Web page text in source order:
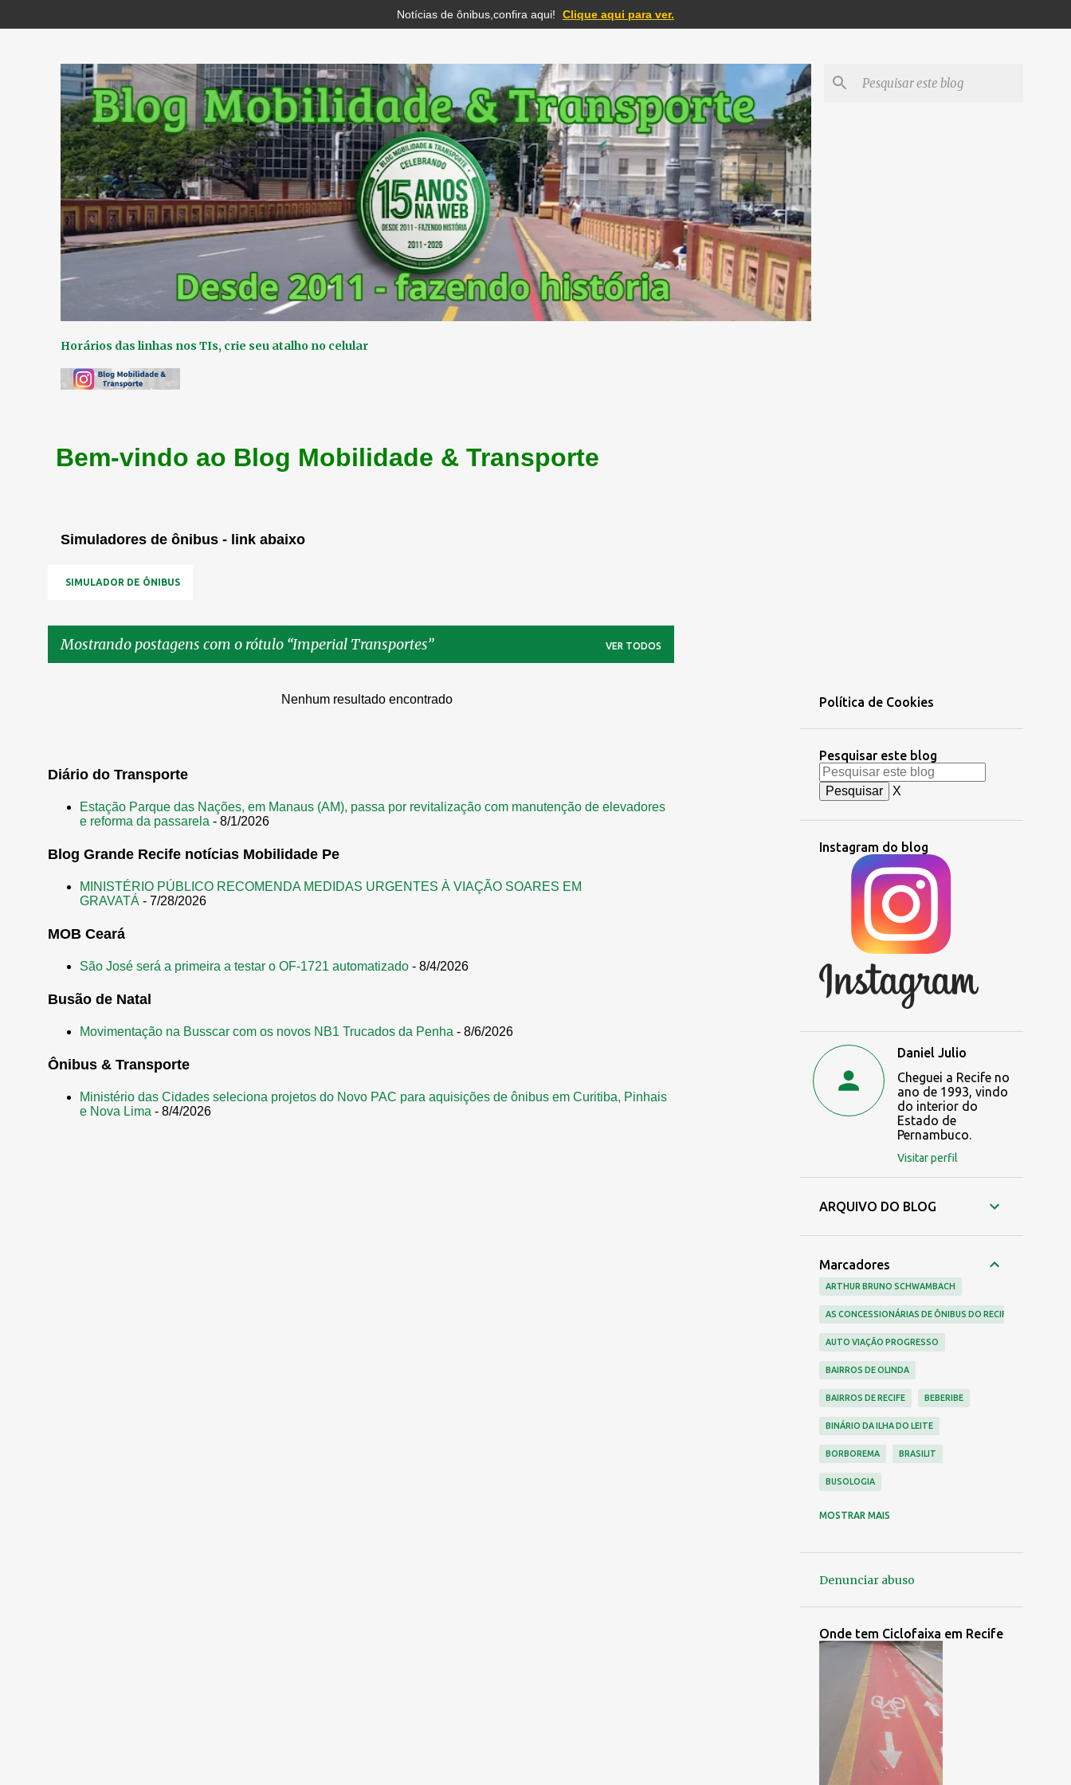
Pular para o conteúdo principal
Horários das linhas nos TIs, crie seu atalho no celular
Notícias de ônibus,confira aqui! Clique aqui para ver.
Bem-vindo ao Blog Mobilidade & Transporte
Simuladores de ônibus - link abaixo
SIMULADOR DE ÔNIBUS
Mostrando postagens com o rótulo Imperial Transportes VER TODOS
t
n
Nenhum resultado encontrado
Diário do Transporte
Estação Parque das Nações, em Manaus (AM), passa por revitalização com manutenção de elevadores
e reforma da passarela - 8/1/2026
Blog Grande Recife notícias Mobilidade Pe
MINISTÉRIO PÚBLICO RECOMENDA MEDIDAS URGENTES À VIAÇÃO SOARES EM
GRAVATÁ - 7/28/2026
MOB Ceará
São José será a primeira a testar o OF-1721 automatizado - 8/4/2026
Busão de Natal
Movimentação na Busscar com os novos NB1 Trucados da Penha - 8/6/2026
Ônibus & Transporte
Ministério das Cidades seleciona projetos do Novo PAC para aquisições de ônibus em Curitiba, Pinhais
e Nova Lima - 8/4/2026
Política de Cookies
Pesquisar este blog
X
Instagram do blog
Daniel Julio
Cheguei a Recife no
ano de 1993, vindo
do interior do
Estado de
Pernambuco.
Visitar perfil
ARQUIVO DO BLOG
Marcadores
ARTHUR BRUNO SCHWAMBACH
AS CONCESSIONÁRIAS DE ÔNIBUS DO RECIFE
AUTO VIAÇÃO PROGRESSO
BAIRROS DE OLINDA
BAIRROS DE RECIFE BEBERIBE
BINÁRIO DA ILHA DO LEITE
BORBOREMA BRASILIT
BUSOLOGIA
EMPRESA NÁPOLES
EMPRESA PEDROSA
EMPRESA SÃO PAULO
EMPRESAS EXTINTAS
ENTRADAS E SAÍDAS DO RECIFE
MOSTRAR MAIS
Denunciar abuso
Onde tem Ciclofaixa em Recife